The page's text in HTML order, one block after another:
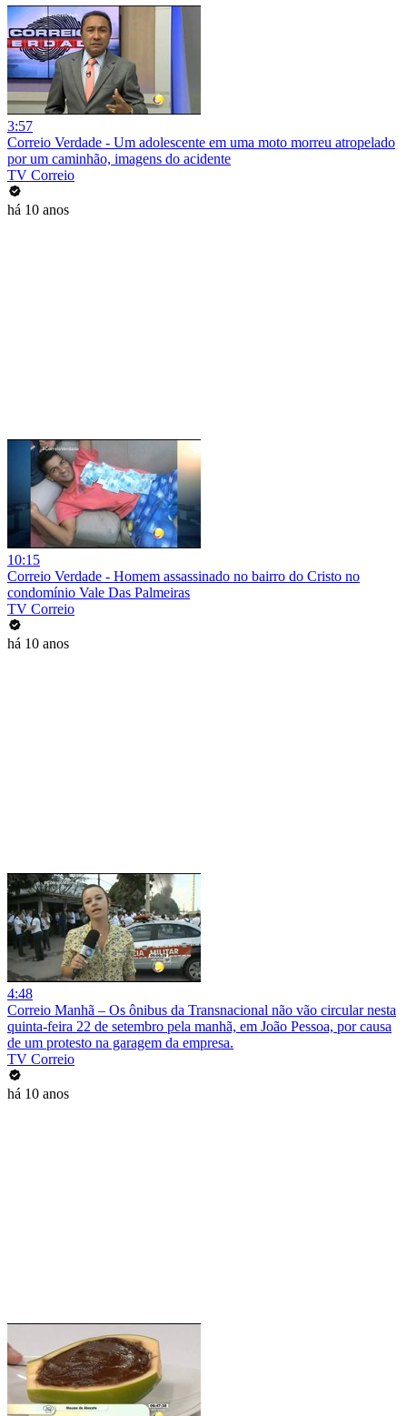
3:57
Correio Verdade - Um adolescente em uma moto morreu atropelado
por um caminhão, imagens do acidente
TV Correio
há 10 anos
10:15
Correio Verdade - Homem assassinado no bairro do Cristo no
condomínio Vale Das Palmeiras
TV Correio
há 10 anos
4:48
Correio Manhã – Os ônibus da Transnacional não vão circular nesta
quinta-feira 22 de setembro pela manhã, em João Pessoa, por causa
de um protesto na garagem da empresa.
TV Correio
há 10 anos